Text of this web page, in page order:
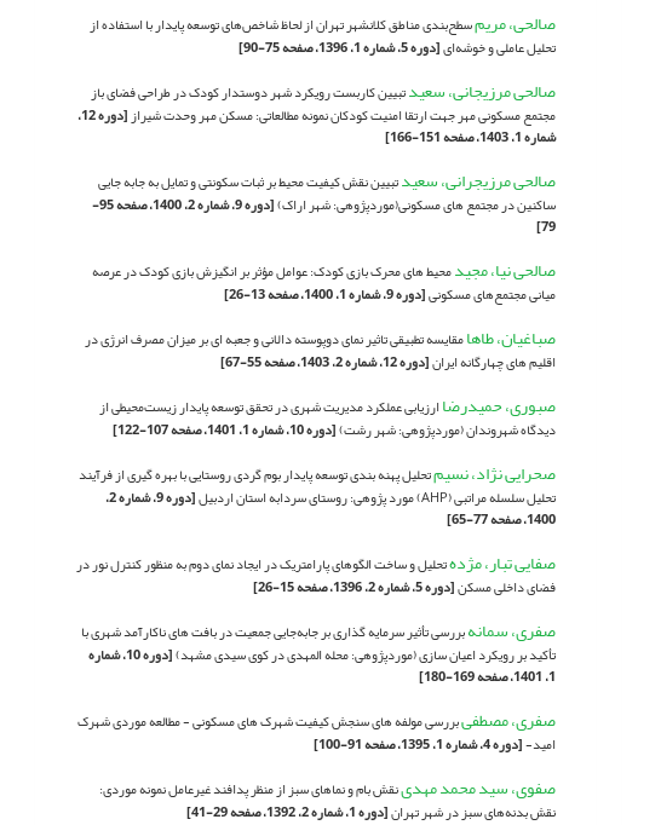
صالحی، مریمسطح‌بندی مناطق کلانشهر تهران از لحاظ شاخص‌های توسعه پایدار با استفاده از
تحلیل عاملی و خوشه‌ای[دوره 5، شماره 1، 1396، صفحه 75-90]
صالحی مرزیجانی، سعیدتبیین کاربست رویکرد شهر دوستدار کودک در طراحی فضای باز
مجتمع مسکونی مهر جهت ارتقا امنیت کودکان نمونه مطالعاتی: مسکن مهر وحدت شیراز
[دوره 12،
شماره 1، 1403، صفحه 151-166]
صالحی مرزیجرانی، سعیدتبیین نقش کیفیت محیط بر ثبات سکونتی و تمایل به جابه جایی
ساکنین در مجتمع های مسکونی(موردپژوهی: شهر اراک)
[دوره 9، شماره 2، 1400، صفحه 95-
79]
صالحی نیا، مجیدمحیط های محرک بازی کودک: عوامل مؤثر بر انگیزش بازی کودک در عرصه
میانی مجتمع‌های‌ مسکونی[دوره 9، شماره 1، 1400، صفحه 13-26]
صباغیان، طاهامقایسه تطبیقی تاثیر نمای دوپوسته دالانی و جعبه ای بر میزان مصرف انرژی در
اقلیم های چهارگانه ایران[دوره 12، شماره 2، 1403، صفحه 55-67]
صبوری، حمیدرضاارزیابی عملکرد مدیریت شهری در تحقق توسعه پایدار زیست‌محیطی از
دیدگاه شهروندان (موردپژوهی: شهر رشت)[دوره 10، شماره 1، 1401، صفحه 107-122]
صحرایی نژاد، نسیمتحلیل پهنه بندی توسعه پایدار بوم گردی روستایی با بهره گیری از فرآیند
تحلیل سلسله مراتبی (AHP) مورد پژوهی: روستای سردابه استان اردبیل
[دوره 9، شماره 2،
1400، صفحه 77-65]
صفایی تبار، مژدهتحلیل و ساخت الگوهای پارامتریک در ایجاد نمای دوم به منظور کنترل نور در
فضای داخلی مسکن[دوره 5، شماره 2، 1396، صفحه 15-26]
صفری، سمانهبررسی تأثیر سرمایه گذاری بر جابه‌جایی جمعیت در بافت های ناکارآمد شهری با
تأکید بر رویکرد اعیان سازی (موردپژوهی: محله المهدی در کوی سیدی مشهد)
[دوره 10، شماره
1، 1401، صفحه 169-180]
صفری، مصطفیبررسی مولفه های سنجش کیفیت شهرک های مسکونی - مطالعه موردی شهرک
امید-[دوره 4، شماره 1، 1395، صفحه 91-100]
صفوی، سید محمد مهدینقش بام و نماهای سبز از منظر پدافند غیرعامل نمونه‌ موردی:
نقش بدنه‌های سبز در شهر تهران[دوره 1، شماره 2، 1392، صفحه 29-41]